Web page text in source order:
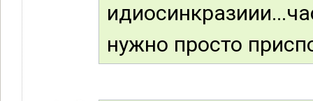
нужно просто